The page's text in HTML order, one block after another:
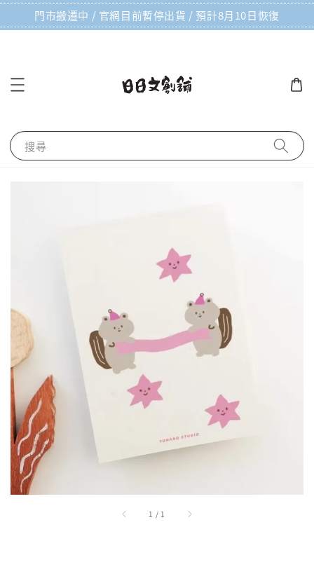
門市搬遷中 / 官網目前暫停出貨 / 預計8月10日恢復
搜尋
1 / 1